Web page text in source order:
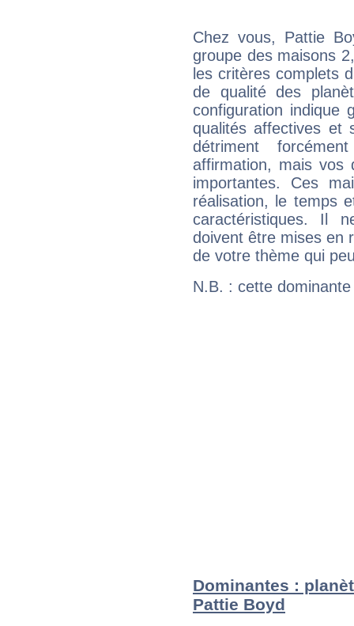
Chez vous, Pattie
groupe des maisons
les critères complets
de qualité des
configuration indique
qualités affectives et
détriment
affirmation, mais
importantes. Ces
réalisation, le temps
caractéristiques. Il
doivent être mises en
de votre thème qui
N.B. : cette
Dominantes :
Pattie Boyd